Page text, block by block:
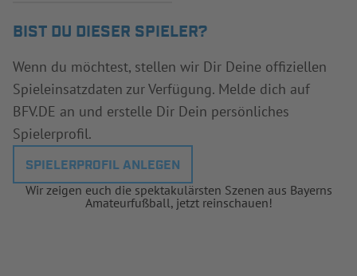
BIST DU DIESER SPIELER?
Wenn du möchtest, stellen wir Dir Deine offiziellen
Spieleinsatzdaten zur Verfügung. Melde dich auf
BFV.DE an und erstelle Dir Dein persönliches
Spielerprofil.
SPIELERPROFIL ANLEGEN
Wir zeigen euch die spektakulärsten Szenen aus Bayerns
Amateurfußball, jetzt reinschauen!